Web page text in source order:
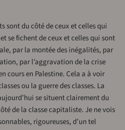
sont du côté de ceux et celles qui
se fichent de ceux et celles qui sont
par la montée des inégalités, par
par l’aggravation de la crise
cours en Palestine. Cela a à voir
ou la guerre des classes. La
se situent clairement du
de la classe capitaliste. Je ne vois
rigoureuses, d’un tel